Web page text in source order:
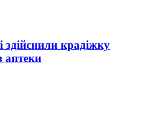
здійснили крадіжку
аптеки